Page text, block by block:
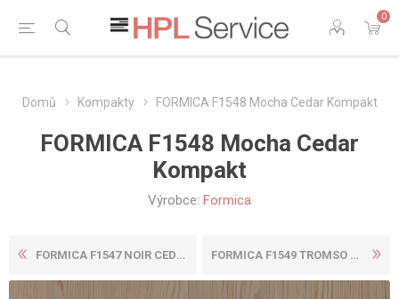
0
Domů Kompakty FORMICA F1548 Mocha Cedar Kompakt
FORMICA F1548 Mocha Cedar
Kompakt
Výrobce: Formica
FORMICA F1547 NOIR CEDAR KO... FORMICA F1549 TROMSO MAPLE ...